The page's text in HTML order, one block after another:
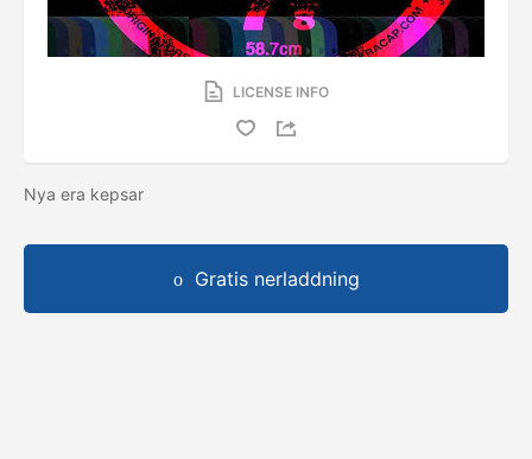
LICENSE INFO
Nya era kepsar
Gratis nerladdning